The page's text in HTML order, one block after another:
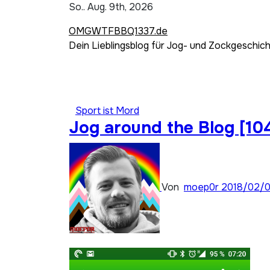
So.. Aug. 9th, 2026
OMGWTFBBQ1337.de
Dein Lieblingsblog für Jog- und
Sport ist Mord
Jog around the Blog
Von moep0r 2018/02/